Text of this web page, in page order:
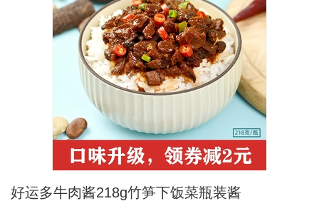
好运多牛肉酱218g竹笋下饭菜瓶装酱